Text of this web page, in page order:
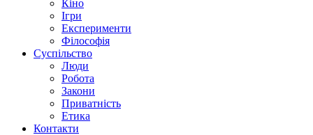
Кіно
Ігри
Експерименти
Філософія
Суспільство
Люди
Робота
Закони
Приватність
Етика
Контакти